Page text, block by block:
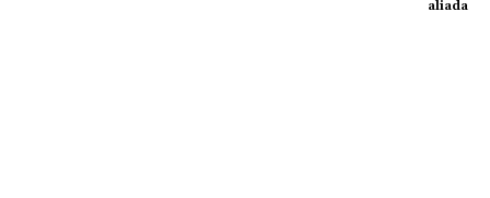
aliada